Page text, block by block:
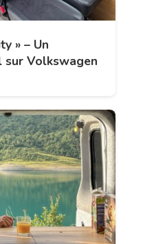
» – Un
Volkswagen